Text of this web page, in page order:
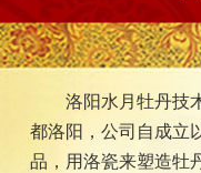
洛阳水月牡丹技术
都洛阳，公司自成立
品，用洛瓷来塑造牡